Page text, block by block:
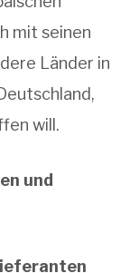
mit seinen
Länder in
will.
und